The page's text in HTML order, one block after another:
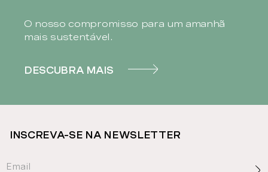
O nosso compromisso para um amanhã
mais sustentável.
DESCUBRA MAIS
INSCREVA-SE NA NEWSLETTER